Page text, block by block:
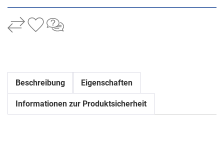
Beschreibung Eigenschaften
Informationen zur Produktsicherheit